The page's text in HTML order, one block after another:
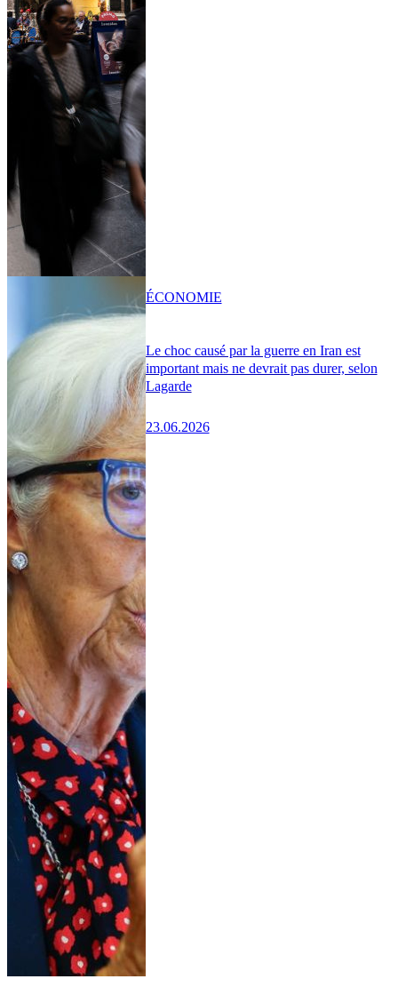
Le choc causé par la guerre en Iran est
important mais ne devrait pas durer, selon
Lagarde
23.06.2026
ÉCONOMIE